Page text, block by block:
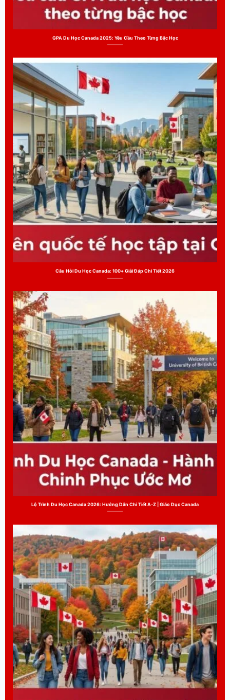
GPA Du Học Canada 2025: Yêu Cầu Theo Từng Bậc Học
Câu Hỏi Du Học Canada: 100+ Giải Đáp Chi Tiết 2026
Lộ Trình Du Học Canada 2026: Hướng Dẫn Chi Tiết A-Z | Giáo Dục Canada